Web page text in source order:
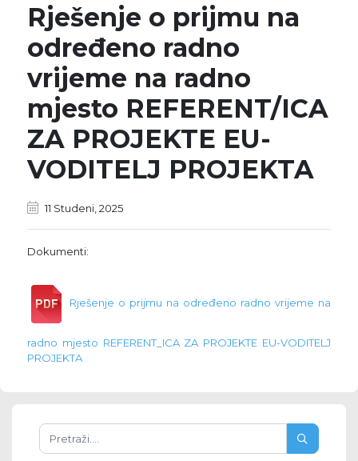
Rješenje o prijmu na
određeno radno
vrijeme na radno
mjesto REFERENT/ICA
ZA PROJEKTE EU-
VODITELJ PROJEKTA
11 Studeni, 2025
Dokumenti:
Rješenje o prijmu na određeno radno vrijeme na
radno mjesto REFERENT_ICA ZA PROJEKTE EU-VODITELJ
PROJEKTA